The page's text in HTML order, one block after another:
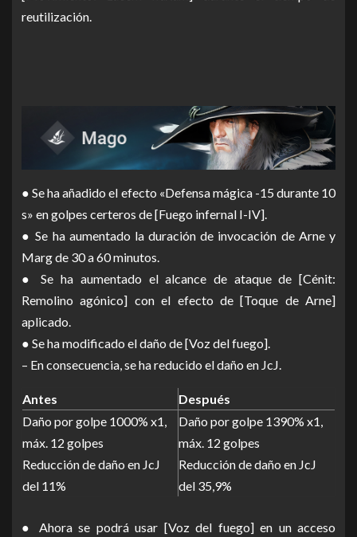
reutilización.
● Se ha añadido el efecto «Defensa mágica -15 durante 10
s» en golpes certeros de [Fuego infernal I-IV].
● Se ha aumentado la duración de invocación de Arne y
Marg de 30 a 60 minutos.
● Se ha aumentado el alcance de ataque de [Cénit:
Remolino agónico] con el efecto de [Toque de Arne]
aplicado.
● Se ha modificado el daño de [Voz del fuego].
– En consecuencia, se ha reducido el daño en JcJ.
Antes
Después
Daño por golpe 1000% x1,
máx. 12 golpes
Reducción de daño en JcJ
del 11%
Daño por golpe 1390% x1,
máx. 12 golpes
Reducción de daño en JcJ
del 35,9%
● Ahora se podrá usar [Voz del fuego] en un acceso